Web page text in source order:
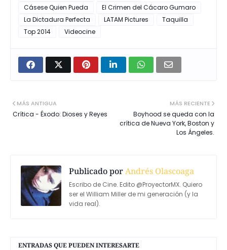
Cásese Quien Pueda
El Crimen del Cácaro Gumaro
La Dictadura Perfecta
LATAM Pictures
Taquilla
Top 2014
Videocine
MÁS RECIENTE
Boyhood se queda con la
crítica de Nueva York, Boston y
Los Ángeles.
MÁS ANTIGUA
Crítica - Éxodo: Dioses y Reyes
Publicado porAndrés Olascoaga
Escribo de Cine. Edito @ProyectorMX. Quiero
ser el William Miller de mi generación (y la
vida real).
ENTRADAS QUE PUEDEN INTERESARTE